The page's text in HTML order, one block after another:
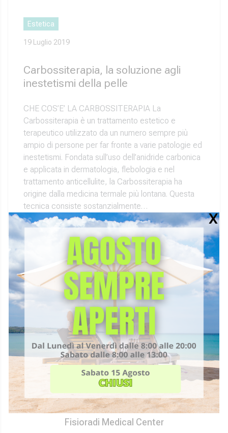
Estetica
19 Luglio 2019
Carbossiterapia, la soluzione agli
inestetismi della pelle
CHE COS’E’ LA CARBOSSITERAPIA La
Carbossiterapia è un trattamento estetico e
terapeutico utilizzato da un numero sempre più
ampio di persone per far fronte a varie patologie ed
inestetismi. Fondata sull’uso dell’anidride carbonica
e applicata in dermatologia, flebologia e nel
trattamento anticellulite, la Carbossiterapia ha
origine dalla medicina termale più lontana. Questa
tecnica consiste sostanzialmente…
Fisioradi Medical Center